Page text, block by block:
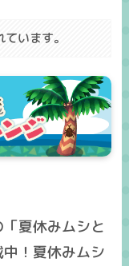
います。
夏休みムシと
！夏休みムシ